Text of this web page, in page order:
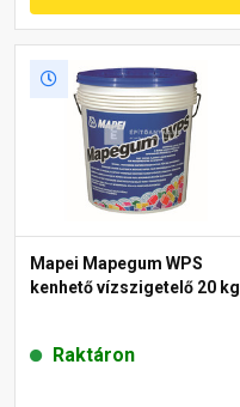
Mapei Mapegum WPS
kenhető vízszigetelő 20 kg
Raktáron